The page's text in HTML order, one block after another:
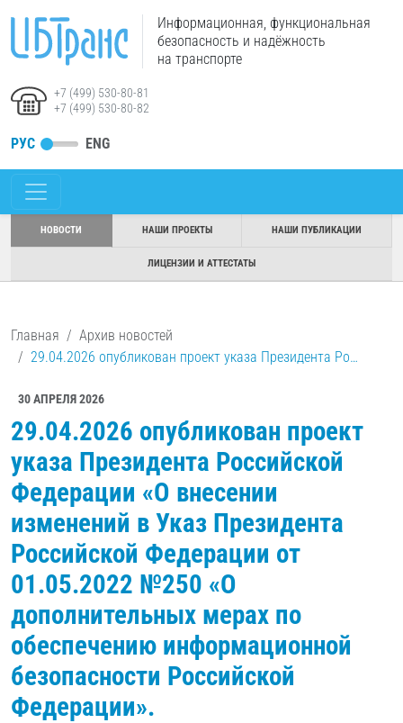
Информационная, функциональная
безопасность и надёжность
на транспорте
+7 (499) 530-80-81
+7 (499) 530-80-82
РУС ENG
НОВОСТИ НАШИ ПРОЕКТЫ НАШИ ПУБЛИКАЦИИ
ЛИЦЕНЗИИ И АТТЕСТАТЫ
Главная
Архив новостей
29.04.2026 опубликован проект указа Президента Ро…
30 АПРЕЛЯ 2026
29.04.2026 опубликован проект
указа Президента Российской
Федерации «О внесении
изменений в Указ Президента
Российской Федерации от
01.05.2022 №250 «О
дополнительных мерах по
обеспечению информационной
безопасности Российской
Федерации».